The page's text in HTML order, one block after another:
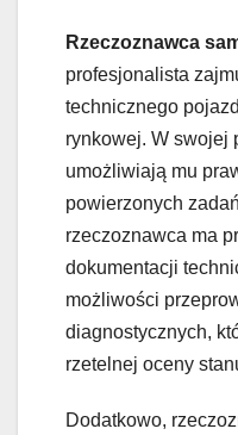
Rzeczoznawca
profesjonalista
technicznego
rynkowej. W swojej
umożliwiają mu
powierzonych
rzeczoznawca ma
dokumentacji
możliwości
diagnostycznych,
rzetelnej oceny
Dodatkowo,